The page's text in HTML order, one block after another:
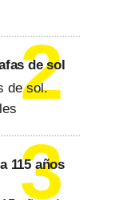
de sol
de sol.
115 años